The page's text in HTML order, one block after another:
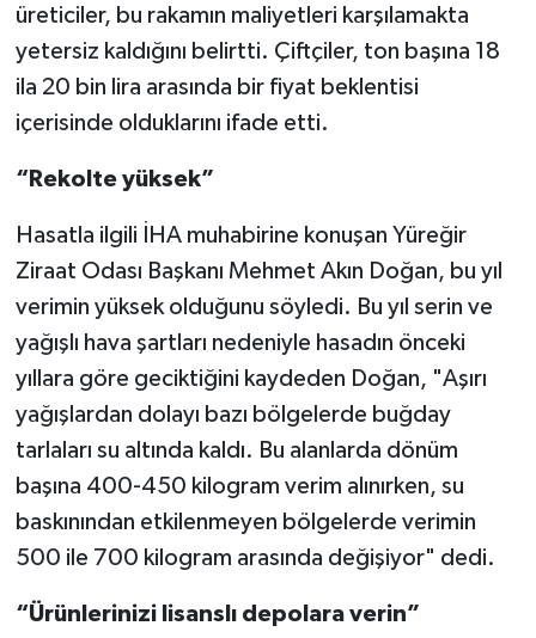
üreticiler, bu rakamın maliyetleri karşılamakta
yetersiz kaldığını belirtti. Çiftçiler, ton başına 18
ila 20 bin lira arasında bir fiyat beklentisi
içerisinde olduklarını ifade etti.
“Rekolte yüksek”
Hasatla ilgili İHA muhabirine konuşan Yüreğir
Ziraat Odası Başkanı Mehmet Akın Doğan, bu yıl
verimin yüksek olduğunu söyledi. Bu yıl serin ve
yağışlı hava şartları nedeniyle hasadın önceki
yıllara göre geciktiğini kaydeden Doğan, "Aşırı
yağışlardan dolayı bazı bölgelerde buğday
tarlaları su altında kaldı. Bu alanlarda dönüm
başına 400-450 kilogram verim alınırken, su
baskınından etkilenmeyen bölgelerde verimin
500 ile 700 kilogram arasında değişiyor" dedi.
“Ürünlerinizi lisanslı depolara verin”